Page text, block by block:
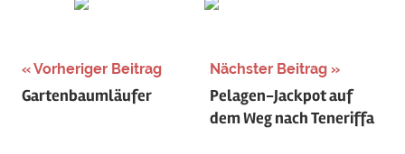
Schlagwörter:
Canary
Beitragsnavigation
Vorheriger Beitrag
Gartenbaumläufer
Nächster Beitrag
Pelagen-Jackpot auf
dem Weg nach Teneriffa